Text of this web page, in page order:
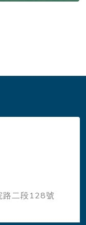
二段128號